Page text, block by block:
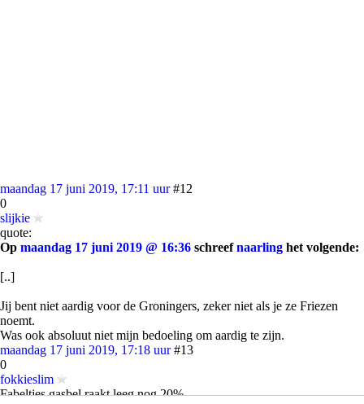
maandag 17 juni 2019, 17:11 uur #12
0
slijkie
quote:
Op maandag 17 juni 2019 @ 16:36 schreefnaarling het volgende:
[..]
Jij bent niet aardig voor de Groningers, zeker niet als je ze Friezen
noemt.
Was ook absoluut niet mijn bedoeling om aardig te zijn.
maandag 17 juni 2019, 17:18 uur #13
0
fokkieslim
Fabeltjes,gasbel raakt leeg,nog 20%.